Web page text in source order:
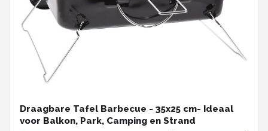
Draagbare Tafel Barbecue - 35x25 cm- Ideaal
voor Balkon, Park, Camping en Strand